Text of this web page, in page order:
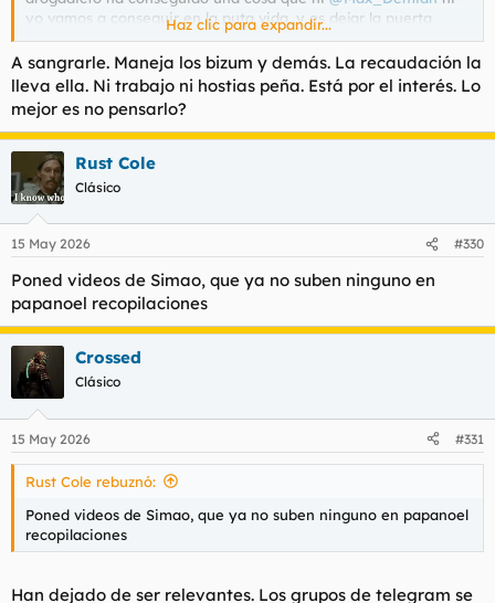
yo vamos a conseguir en la puta vida, y es dejar la puerta
abierta a la Silvia y que siga yendo todos los días a verle.
Haz clic para expandir...
A sangrarle. Maneja los bizum y demás. La recaudación la
lleva ella. Ni trabajo ni hostias peña. Está por el interés. Lo
mejor es no pensarlo?
Rust Cole
Clásico
15 May 2026 #330
Poned videos de Simao, que ya no suben ninguno en
papanoel recopilaciones
Crossed
Clásico
15 May 2026 #331
Rust Cole rebuznó:
Poned videos de Simao, que ya no suben ninguno en papanoel
recopilaciones
Han dejado de ser relevantes. Los grupos de telegram se